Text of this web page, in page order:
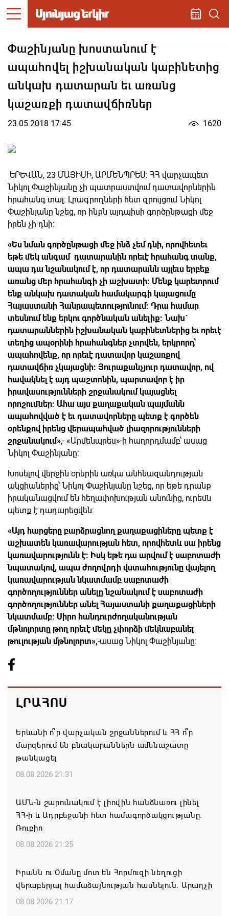
Փաշինյանը խոստանում է
ապահովել իշխանական կաբինետից
անկախ դատարան եւ առանց
կաշառքի դատավճիռներ
23.05.2018 17:45 1620
ԵՐԵՎԱՆ, 23 ՄԱՅԻՍԻ, ԱՐՄԵՆՊՐԵՍ: ՀՀ վարչապետ
Նիկոլ Փաշինյանը չի պատրաստվում դատավորներին
հրահանգ տալ: Լրագրողների հետ զրույցում Նիկոլ
Փաշինյանը նշեց, որ ինքն այդպիսի գործընթացի մեջ
իրեն չի դնի:
«Ես նման գործընթացի մեջ ինձ չեմ դնի, որովհետեւ
եթե մեկ անգամ դատարանին որեւէ հրահանգ տանք,
ապա դա նշանակում է, որ դատարանն այլեւս երբեք
առանց մեր հրահանգի չի աշխատի: Մենք կարեւորում
ենք անկախ դատական համակարգի կայացումը
Հայաստանի Հանրապետությունում: Դրա համար
տեսնում ենք երկու գործնական անելիք: Նախ`
դատարաններին իշխանական կաբինետներից եւ որեւէ
տեղից ապօրինի հրահանգներ չտրվեն, երկրորդ՝
ապահովենք, որ որեւէ դատավոր կաշառքով
դատավճիռ չկայացնի: Յուրաքանչյուր դատավոր, ով
հավակնել է այդ պաշտոնին, պարտավոր է իր
իրավասությունների շրջանակում կայացնել
որոշումներ: Ահա այս քաղաքական պայմանն
ապահովված է եւ դատավորները պետք է գործեն
օրենքով իրենց վերապահված լիազորությունների
շրջանակում»,- «Արմենպրես»-ի հաղորդմամբ՝ ասաց
Նիկոլ Փաշինյանը:
Խոսելով վերջին օրերին առկա անհնազանդության
ակցիաներից՝ Նիկոլ Փաշինյանը նշեց, որ եթե դրանք
իրականացվում են հեղափոխության անունից, ուրեմն
պետք է դադարեցվեն:
«Այդ հարցերը բարձրացնող քաղաքացիները պետք է
աշխատեն կառավարության հետ, որովհետև սա իրենց
կառավարությունն է: Իսկ եթե դա արվում է սաբոտաժի
նպատակով, ապա ժողովրդի վստահությունը վայելող
կառավարության նկատմամբ սաբոտաժի
գործողություններ անելը նշանակում է սաբոտաժի
գործողություններ անել Հայաստանի քաղաքացիների
նկատմամբ: Սիրո հանդուրժողականության
մթնոլորտը թող որեւէ մեկը չփորձի մեկնաբանել
թուլության մթնոլորտ»,-ասաց Նիկոլ Փաշինյանը:
ԼՐԱՀՈՍ
Երևանի ո՞ր վարչական շրջաններում և ՀՀ ո՞ր
մարզերում են բնակարաններն ամենաշատը
թանկացել
08.08.2026 21:31
ԱՄՆ-ն շարունակում է լիովին հանձնառու լինել
ՀՀ-ի և Ադրբեջանի հետ համագործակցությանը.
Ռուբիո
08.08.2026 21:25
Իրանն ու Օմանը մոտ են Հորմուզի նեղուցի
վերաբերյալ համաձայնության հասնելուն. Արաղչի
08.08.2026 21:17